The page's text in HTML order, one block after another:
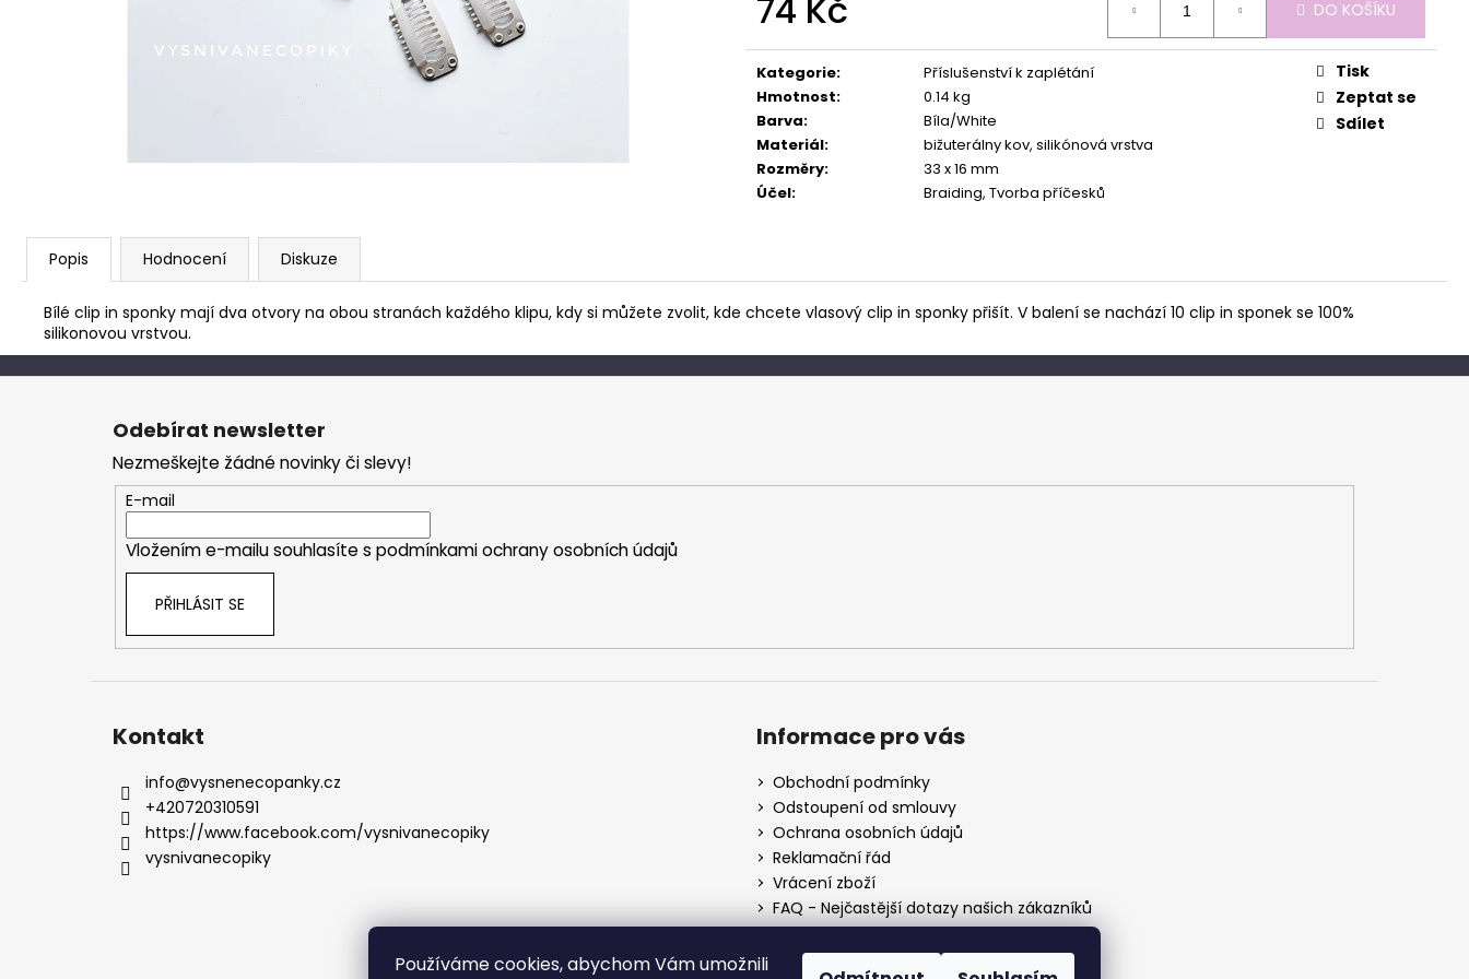
Používáme cookies, abychom Vám umožnili
74 Kč
cena:
DO KOŠÍKU
Kategorie:
Příslušenství k zaplétání
Hmotnost:
0.14 kg
Barva:
Bíla/White
Materiál:
bižuterálny kov, silikónová vrstva
Rozměry:
33 x 16 mm
Účel: Braiding, Tvorba příčesků
Tisk
Zeptat se
Sdílet
Popis Hodnocení Diskuze
Bílé clip in sponky mají dva otvory na obou stranách každého klipu, kdy si můžete zvolit, kde chcete vlasový clip in sponky přišít. V balení se nachází 10 clip in sponek se 100%
silikonovou vrstvou.
Z
Odebírat newsletter
Nezmeškejte žádné novinky či slevy!
E-mail
Vložením e-mailu souhlasíte s podmínkami ochrany osobních údajů
PŘIHLÁSIT SE
Kontakt
info@vysnenecopanky.cz
+420720310591
https://www.facebook.com/vysnivanecopiky
vysnivanecopiky
Informace pro vás
Obchodní podmínky
Odstoupení od smlouvy
Ochrana osobních údajů
Reklamační řád
Vrácení zboží
FAQ - Nejčastější dotazy našich zákazníků
Mapa braiderek
Kurz zapletání vlasů